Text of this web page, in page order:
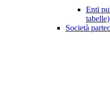
Enti
tabelle)
Società